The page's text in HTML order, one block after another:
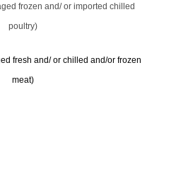
frozen and/ or imported chilled
poultry)
fresh and/ or chilled and/or frozen
meat)